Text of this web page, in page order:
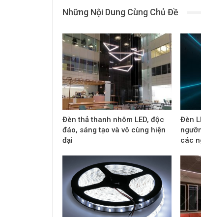
Những Nội Dung Cùng Chủ Đề
Đèn thả thanh nhôm LED, độc
đáo, sáng tạo và vô cùng hiện
đại
Đèn
các